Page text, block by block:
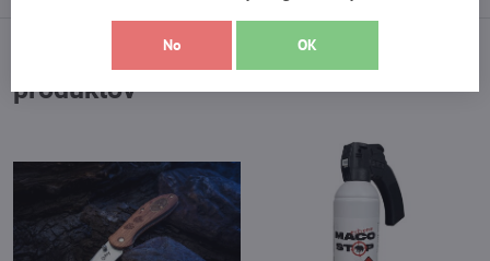
Vyberte si z najpredávanejších
produktov
No OK